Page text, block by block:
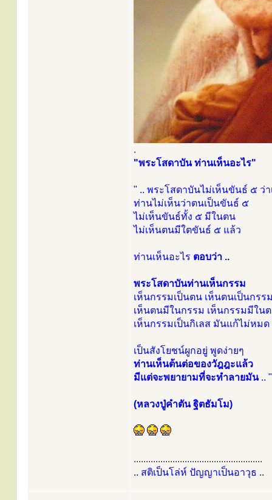
.
"พระโสดาบัน ท่านเห็นอะไร"
" .. พระโสดาบันไม่เห็นขันธ์ ๕ ว่
ท่านไม่เห็นว่าตนเป็นขันธ์ ๕
ไม่เห็นขันธ์ทั้ง ๕ มีในตน
ไม่เห็นตนมีใตขันธ์ ๕ แล้ว
ท่านเห็นอะไร ตอบว่า ..
พระโสดาบันท่านเห็นกรรม
เห็นกรรมเป็นตน เห็นตนเป็นกรร
เห็นตนมีในกรรม เห็นกรรมมีใน
เห็นกรรมเป็นกิเลส มันแก้ไม่หมด
เป็นสังโยชน์ผูกอยู่ พูดง่ายๆ
ท่านเห็นต้นต่อของวัฎฎะแล้ว
มีแต่จะพยายามที่จะทำลายมัน.. "
(หลวงปู่คำตัน ฐิตธัมโม)
.....................................................
.. สติเป็นโล่ห์ ปัญญาเป็นอาวุธ ..